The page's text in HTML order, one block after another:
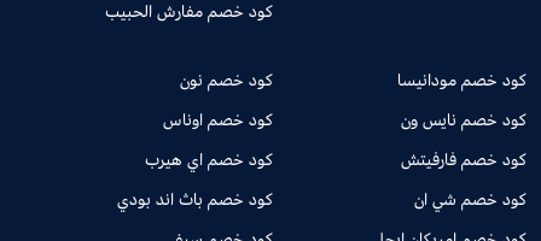
كود خصم مفارش الحبيب
كود خصم مودانيسا
كود خصم نايس ون
كود خصم فارفيتش
كود خصم شي ان
كود خصم نون
كود خصم اوناس
كود خصم اي هيرب
كود خصم باث اند بودي